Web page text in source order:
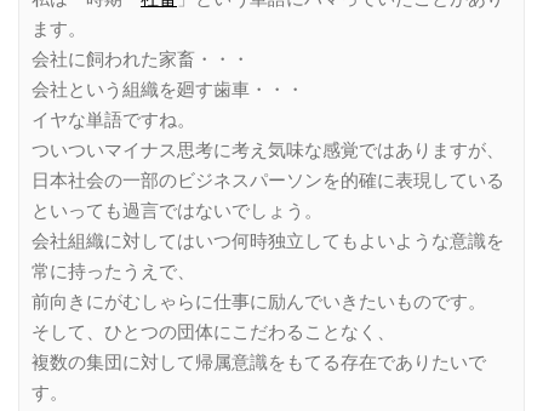
ます。
会社に飼われた家畜・・・
会社という組織を廻す歯車・・・
イヤな単語ですね。
ついついマイナス思考に考え気味な感覚ではありますが、
日本社会の一部のビジネスパーソンを的確に表現している
といっても過言ではないでしょう。
会社組織に対してはいつ何時独立してもよいような意識を
常に持ったうえで、
前向きにがむしゃらに仕事に励んでいきたいものです。
そして、ひとつの団体にこだわることなく、
複数の集団に対して帰属意識をもてる存在でありたいで
す。